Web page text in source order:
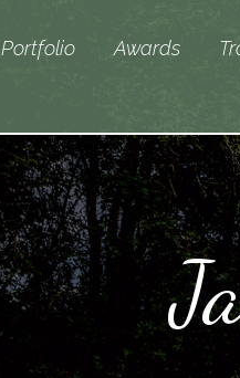
Portfolio Awards